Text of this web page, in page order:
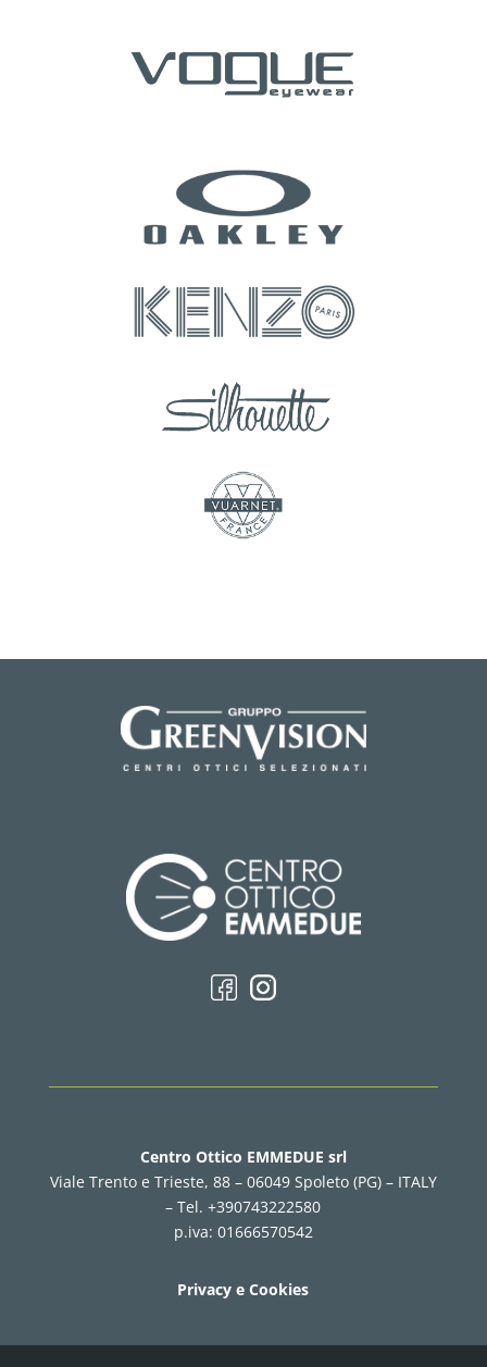
Centro Ottico EMMEDUE srl
Viale Trento e Trieste, 88 – 06049 Spoleto (PG) – ITALY
–Tel. +390743222580
p.iva: 01666570542
Privacy e Cookies